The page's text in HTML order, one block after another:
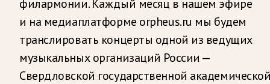
филармонии. Каждый месяц в нашем эфире
и на медиаплатформе orpheus.ru мы будем
транслировать концерты одной из ведущих
музыкальных организаций России —
Свердловской государственной